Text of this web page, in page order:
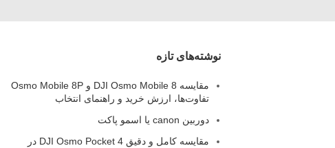
نوشته‌های تازه
مقایسه DJI Osmo Mobile 8 و Osmo Mobile 8P
تفاوت‌ها، ارزش خرید و راهنمای انتخاب
دوربین canon یا اسمو پاکت
مقایسه کامل و دقیق DJI Osmo Pocket 4 در